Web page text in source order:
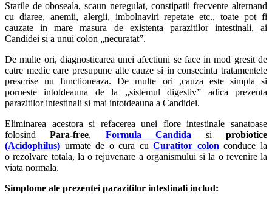
Starile de oboseala, scaun neregulat, constipatii frecvente alternand
cu diaree, anemii, alergii, imbolnaviri repetate etc., toate pot fi
cauzate in mare masura de existenta parazitilor intestinali, ai
Candidei si a unui colon „necuratat”.
De multe ori, diagnosticarea unei afectiuni se face in mod gresit de
catre medic care presupune alte cauze si in consecinta tratamentele
prescrise nu functioneaza. De multe ori ,cauza este simpla si
porneste intotdeauna de la „sistemul digestiv” adica prezenta
parazitilor intestinali si mai intotdeauna a Candidei.
Eliminarea acestora si refacerea unei flore intestinale sanatoase
folosindPara-free, Formula Candida siprobiotice
(Acidophilus) urmate de o cura cu Curatitor colon conduce la
o rezolvare totala, la o rejuvenare a organismului si la o revenire la
viata normala.
Simptome ale prezentei parazitilor intestinali includ: